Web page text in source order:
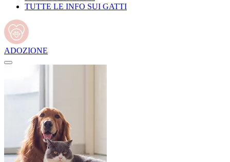
TUTTE LE INFO SUI GATTI
ADOZIONE